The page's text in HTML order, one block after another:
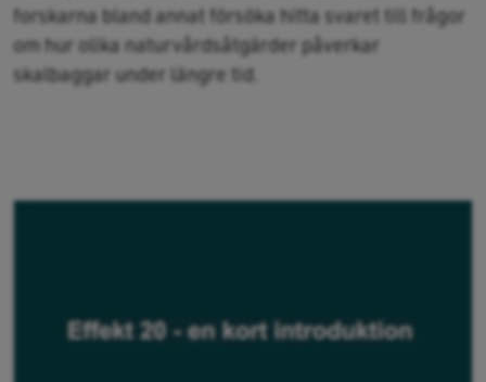
forskarna bland annat försöka hitta svaret till frågor
om hur olika naturvårdsåtgärder påverkar
skalbaggar under längre tid.